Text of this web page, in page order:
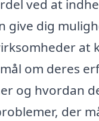
ved at
give dig
at
om deres
og hvordan
der